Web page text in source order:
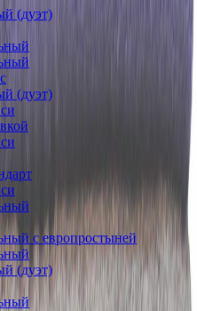
(дуэт)
(дуэт)
с европростыней
(дуэт)